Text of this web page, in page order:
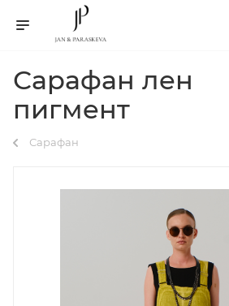
Сарафан лен
пигмент
Сарафан